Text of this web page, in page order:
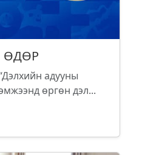
ӨДӨР
адууны
өргөн дэл...